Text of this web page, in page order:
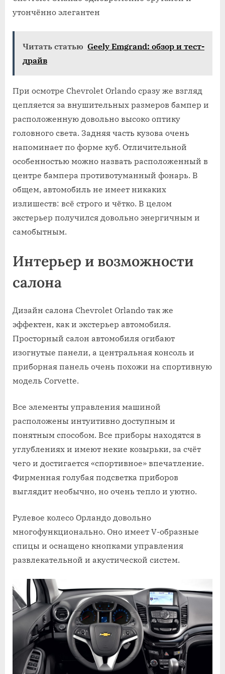
утончённо элегантен
Читать статью Geely Emgrand: обзор и тест-
драйв
При осмотре Chevrolet Orlando сразу же взгляд
цепляется за внушительных размеров бампер и
расположенную довольно высоко оптику
головного света. Задняя часть кузова очень
напоминает по форме куб. Отличительной
особенностью можно назвать расположенный в
центре бампера противотуманный фонарь. В
общем, автомобиль не имеет никаких
излишеств: всё строго и чётко. В целом
экстерьер получился довольно энергичным и
самобытным.
Интерьер и возможности
салона
Дизайн салона Chevrolet Orlando так же
эффектен, как и экстерьер автомобиля.
Просторный салон автомобиля огибают
изогнутые панели, а центральная консоль и
приборная панель очень похожи на спортивную
модель Corvette.
Все элементы управления машиной
расположены интуитивно доступным и
понятным способом. Все приборы находятся в
углублениях и имеют некие козырьки, за счёт
чего и достигается «спортивное» впечатление.
Фирменная голубая подсветка приборов
выглядит необычно, но очень тепло и уютно.
Рулевое колесо Орландо довольно
многофункционально. Оно имеет V-образные
спицы и оснащено кнопками управления
развлекательной и акустической систем.